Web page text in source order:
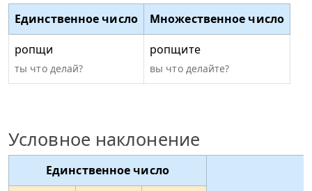
Единственное число
Множественное число
ропщи
ты что делай?
ропщите
вы что делайте?
Условное наклонение
Единственное число